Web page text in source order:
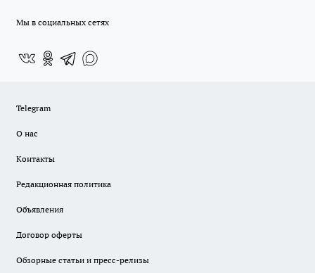
Мы в социальных сетях
Telegram
О нас
Контакты
Редакционная политика
Объявления
Договор оферты
Обзорные статьи и пресс-релизы